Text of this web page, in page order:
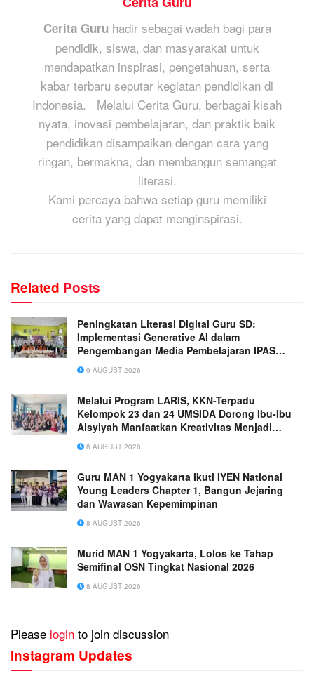
Cerita Guru hadir sebagai wadah bagi para
pendidik, siswa, dan masyarakat untuk
mendapatkan inspirasi, pengetahuan, serta
kabar terbaru seputar kegiatan pendidikan di
Indonesia. Melalui Cerita Guru, berbagai kisah
nyata, inovasi pembelajaran, dan praktik baik
pendidikan disampaikan dengan cara yang
ringan, bermakna, dan membangun semangat
literasi.
Kami percaya bahwa setiap guru memiliki
cerita yang dapat menginspirasi.
Related Posts
Peningkatan Literasi Digital Guru SD:
Implementasi Generative AI dalam
Pengembangan Media Pembelajaran IPAS
Terpadu yang Inovatif
9 AUGUST 2026
Melalui Program LARIS, KKN-Terpadu
Kelompok 23 dan 24 UMSIDA Dorong Ibu-Ibu
Aisyiyah Manfaatkan Kreativitas Menjadi
Peluang Usaha
8 AUGUST 2026
Guru MAN 1 Yogyakarta Ikuti IYEN National
Young Leaders Chapter 1, Bangun Jejaring
dan Wawasan Kepemimpinan
8 AUGUST 2026
Murid MAN 1 Yogyakarta, Lolos ke Tahap
Semifinal OSN Tingkat Nasional 2026
8 AUGUST 2026
Please login to join discussion
Instagram Updates